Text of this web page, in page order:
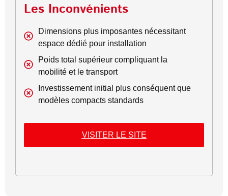
Les Inconvénients
Dimensions plus imposantes nécessitant
espace dédié pour installation
Poids total supérieur compliquant la
mobilité et le transport
Investissement initial plus conséquent que
modèles compacts standards
VISITER LE SITE